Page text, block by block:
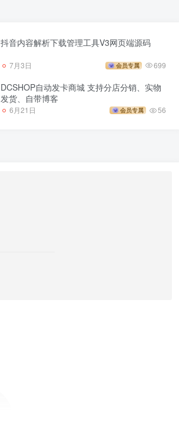
抖音内容解析下载管理工具V3网页端源码
7月3日 会员专属 699
DCSHOP自动发卡商城 支持分店分销、实物
发货、自带博客
6月21日 会员专属 56